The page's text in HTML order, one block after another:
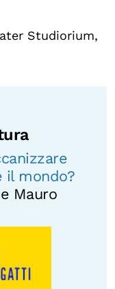
Studiorium,
il mondo?
Mauro